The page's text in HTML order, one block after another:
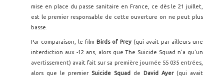
mise en place du passe sanitaire en France, ce dès le 21 juillet,
est le premier responsable de cette ouverture on ne peut plus
basse.
Par comparaison, le film Birds of Prey (qui avait par ailleurs une
interdiction aux -12 ans, alors que The Suicide Squad n'a qu'un
avertissement) avait fait sur sa première journée 55 035 entrées,
alors que le premier Suicide Squad de David Ayer (qui avait